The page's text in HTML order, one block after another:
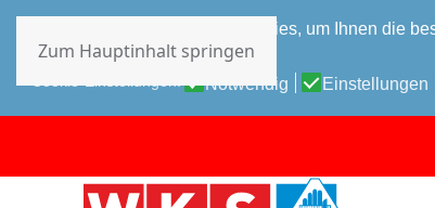
Diese Website verwendet Cookies, um Ihnen die
Datenschutz-Bestimmungen
Notwendig Einstellungen
Zum Hauptinhalt springen